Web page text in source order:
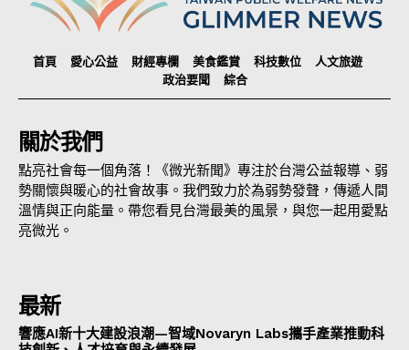
首頁 愛心公益 財經專欄 美食鑑賞 科技數位
人文旅遊
政治要聞
綜合
關於我們
點亮社會每一個角落！《微光新聞》專注於台灣公益報導、弱
勢關懷與暖心的社會故事。我們致力於為弱勢發聲，傳遞人間
溫情與正向能量。帶您看見台灣最美的風景，與您一起用愛點
亮微光。
最新
響應AI新十大建設浪潮—智域Novaryn Labs攜手產業推動科